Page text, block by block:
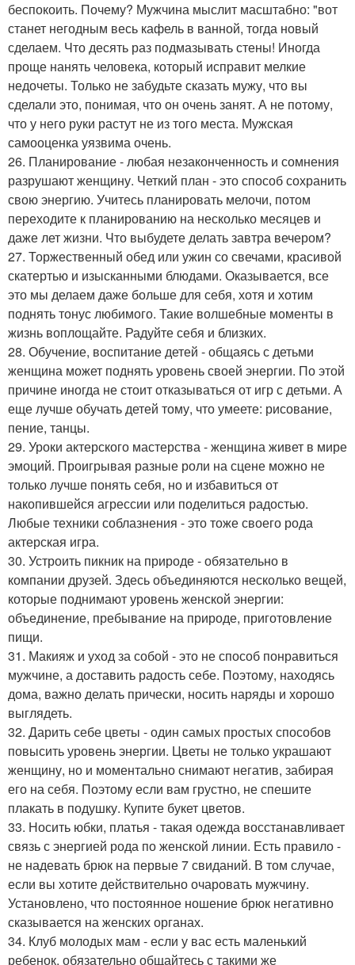
беспокоить. Почему? Мужчина мыслит масштабно: "вот
станет негодным весь кафель в ванной, тогда новый
сделаем. Что десять раз подмазывать стены! Иногда
проще нанять человека, который исправит мелкие
недочеты. Только не забудьте сказать мужу, что вы
сделали это, понимая, что он очень занят. А не потому,
что у него руки растут не из того места. Мужская
самооценка уязвима очень.
26. Планирование - любая незаконченность и сомнения
разрушают женщину. Четкий план - это способ сохранить
свою энергию. Учитесь планировать мелочи, потом
переходите к планированию на несколько месяцев и
даже лет жизни. Что выбудете делать завтра вечером?
27. Торжественный обед или ужин со свечами, красивой
скатертью и изысканными блюдами. Оказывается, все
это мы делаем даже больше для себя, хотя и хотим
поднять тонус любимого. Такие волшебные моменты в
жизнь воплощайте. Радуйте себя и близких.
28. Обучение, воспитание детей - общаясь с детьми
женщина может поднять уровень своей энергии. По этой
причине иногда не стоит отказываться от игр с детьми. А
еще лучше обучать детей тому, что умеете: рисование,
пение, танцы.
29. Уроки актерского мастерства - женщина живет в мире
эмоций. Проигрывая разные роли на сцене можно не
только лучше понять себя, но и избавиться от
накопившейся агрессии или поделиться радостью.
Любые техники соблазнения - это тоже своего рода
актерская игра.
30. Устроить пикник на природе - обязательно в
компании друзей. Здесь объединяются несколько вещей,
которые поднимают уровень женской энергии:
объединение, пребывание на природе, приготовление
пищи.
31. Макияж и уход за собой - это не способ понравиться
мужчине, а доставить радость себе. Поэтому, находясь
дома, важно делать прически, носить наряды и хорошо
выглядеть.
32. Дарить себе цветы - один самых простых способов
повысить уровень энергии. Цветы не только украшают
женщину, но и моментально снимают негатив, забирая
его на себя. Поэтому если вам грустно, не спешите
плакать в подушку. Купите букет цветов.
33. Носить юбки, платья - такая одежда восстанавливает
связь с энергией рода по женской линии. Есть правило -
не надевать брюк на первые 7 свиданий. В том случае,
если вы хотите действительно очаровать мужчину.
Установлено, что постоянное ношение брюк негативно
сказывается на женских органах.
34. Клуб молодых мам - если у вас есть маленький
ребенок, обязательно общайтесь с такими же